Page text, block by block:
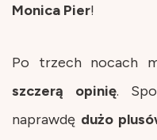
Monica Pier!
Po trzech nocach
szczerą
opinię.
naprawdę dużo